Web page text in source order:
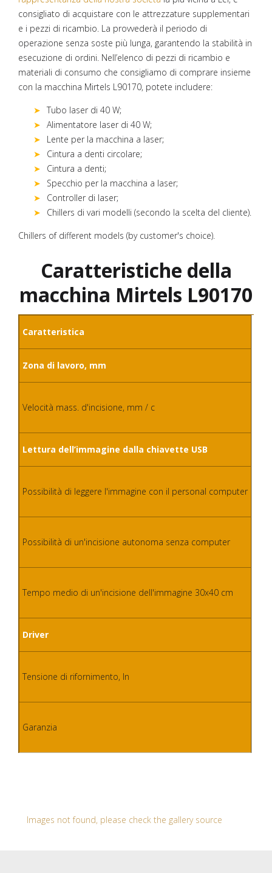
consigliato di acquistare con le attrezzature supplementari
e i pezzi di ricambio. La provvederà il periodo di
operazione senza soste più lunga, garantendo la stabilità in
esecuzione di ordini. Nell’elenco di pezzi di ricambio e
materiali di consumo che consigliamo di comprare insieme
con la macchina Mirtels L90170, potete includere:
Tubo laser di 40 W;
Alimentatore laser di 40 W;
Lente per la macchina a laser;
Cintura a denti circolare;
Cintura a denti;
Specchio per la macchina a laser;
Controller di laser;
Chillers di vari modelli (secondo la scelta del cliente).
Chillers of different models (by customer's choice).
Caratteristiche della
macchina Mirtels L90170
Caratteristica
Zona di lavoro, mm
Velocità mass. d'incisione, mm / c
Lettura dell’immagine dalla chiavette USB
Possibilità di leggere l'immagine con il personal computer
Possibilità di un'incisione autonoma senza computer
Tempo medio di un'incisione dell'immagine 30x40 cm
Driver
Tensione di rifornimento, In
Garanzia
Images not found, please check the gallery source